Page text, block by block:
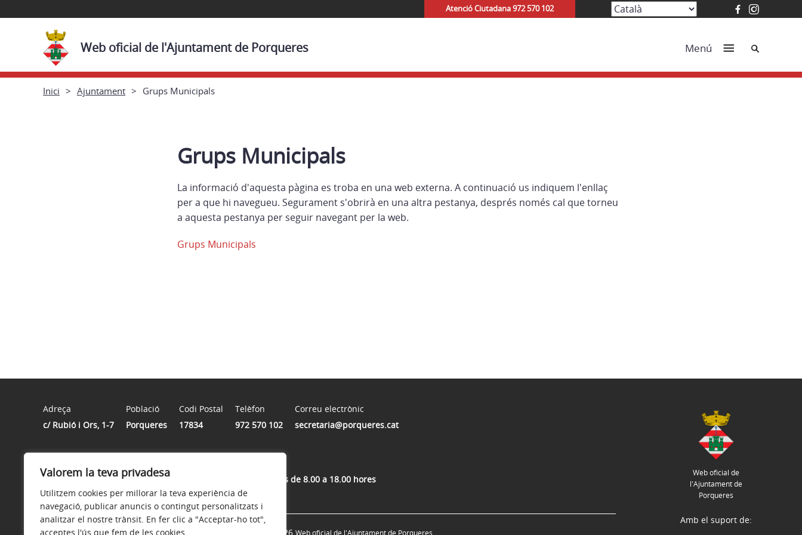
Valorem la teva privadesa
Utilitzem cookies per millorar la teva experiència de
navegació, publicar anuncis o contingut personalitzats i
analitzar el nostre trànsit. En fer clic a "Acceptar-ho tot",
acceptes l'ús que fem de les cookies.
Atenció Ciutadana 972 570 102
Web oficial de l'Ajuntament de Porqueres Menú Cerca
Inici Ajuntament Grups Municipals
Grups Municipals
La informació d'aquesta pàgina es troba en una web externa. A continuació us indiquem l'enllaç
per a que hi navegueu. Segurament s'obrirà en una altra pestanya, després només cal que torneu
a aquesta pestanya per seguir navegant per la web.
Grups Municipals
Adreça
c/ Rubió i Ors, 1-7
Població
Porqueres
Codi Postal
17834
Telèfon
972 570 102
Correu electrònic
secretaria@porqueres.cat
Horari: De dilluns a divendres de 8.00 a 15.00 hores | Dilluns de 8.00 a 18.00 hores
Web oficial de
l'Ajuntament de
Porqueres
Avís legal Política de privacitat © 2026
Amb el suport de: